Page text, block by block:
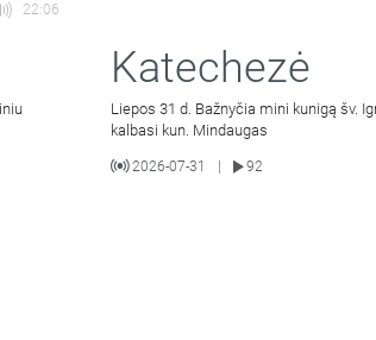
22:06
Katechezė
Liepos 31 d. Bažnyčia mini kunigą šv.
kalbasi kun. Mindaugas
2026-07-31 92